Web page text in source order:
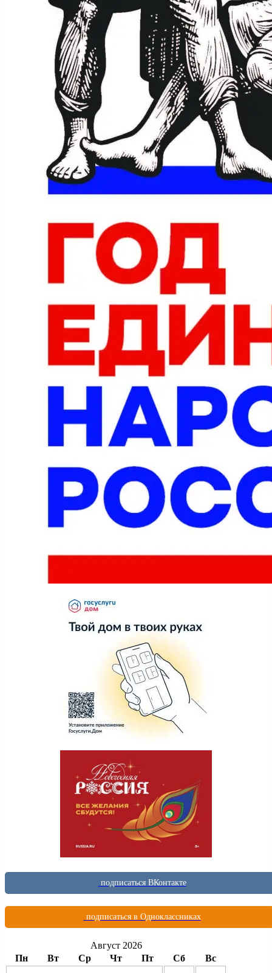
подписаться ВКонтакте
подписаться в Одноклассниках
Август 2026
Пн
Вт Ср Чт Пт Сб Вс